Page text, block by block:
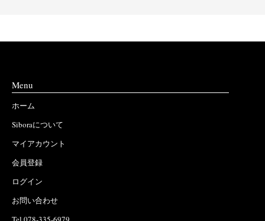
Menu
ホーム
Siboraについて
マイアカウント
会員登録
ログイン
お問い合わせ